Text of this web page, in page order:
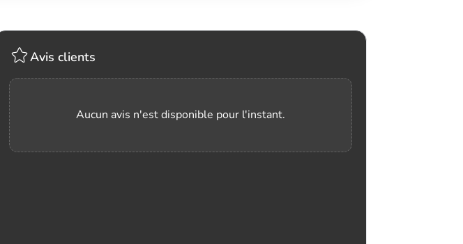
Avis clients
Aucun avis n'est disponible pour l'instant.